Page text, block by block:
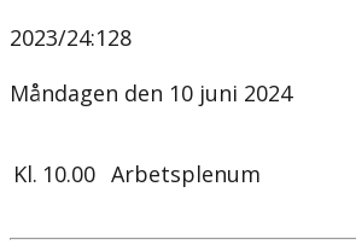
2023/24:128
Måndagen den 10 juni 2024
Kl. 10.00 Arbetsplenum